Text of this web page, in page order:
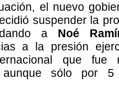
el nuevo
suspender la
a Noé
a la presión
que fue
aunque sólo por